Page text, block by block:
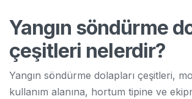
Yangın söndürme
çeşitleri nelerdir?
Yangın söndürme dolapları çeşitleri,
kullanım alanına, hortum tipine ve